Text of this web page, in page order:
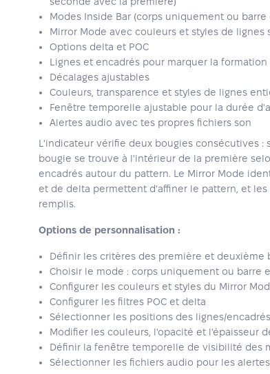
Modes Inside Bar (corps uniquement ou
Mirror Mode avec couleurs et styles de lignes
Options delta et POC
Lignes et encadrés pour marquer la formation
Décalages ajustables
Couleurs, transparence et styles de lignes
Fenêtre temporelle ajustable pour la durée
Alertes audio avec tes propres fichiers son
L'indicateur vérifie deux bougies consécutives
bougie se trouve à l'intérieur de la première
encadrés autour du pattern. Le Mirror Mode
et de delta permettent d'affiner le pattern, et
remplis.
Options de personnalisation :
Définir les critères des première et deuxième
Choisir le mode : corps uniquement ou barre
Configurer les couleurs et styles du Mirror
Configurer les filtres POC et delta
Sélectionner les positions des lignes/
Modifier les couleurs, l'opacité et l'épaisseur
Définir la fenêtre temporelle de visibilité des
Sélectionner les fichiers audio pour les alertes